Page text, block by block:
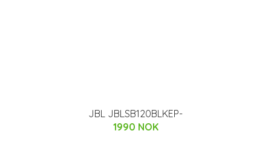
JBL JBLSB120BLKEP-
1990 NOK